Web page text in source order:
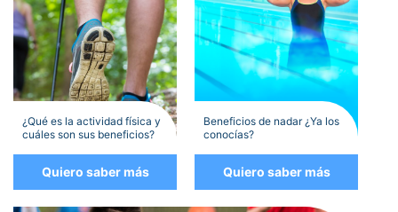
¿Qué es la actividad física y
cuáles son sus beneficios?
Quiero saber más
Beneficios de nadar ¿Ya los
conocías?
Quiero saber más